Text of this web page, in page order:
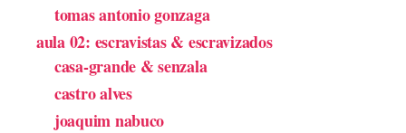
tomas antonio gonzaga
aula 02: escravistas & escravizados
casa-grande & senzala
castro alves
joaquim nabuco